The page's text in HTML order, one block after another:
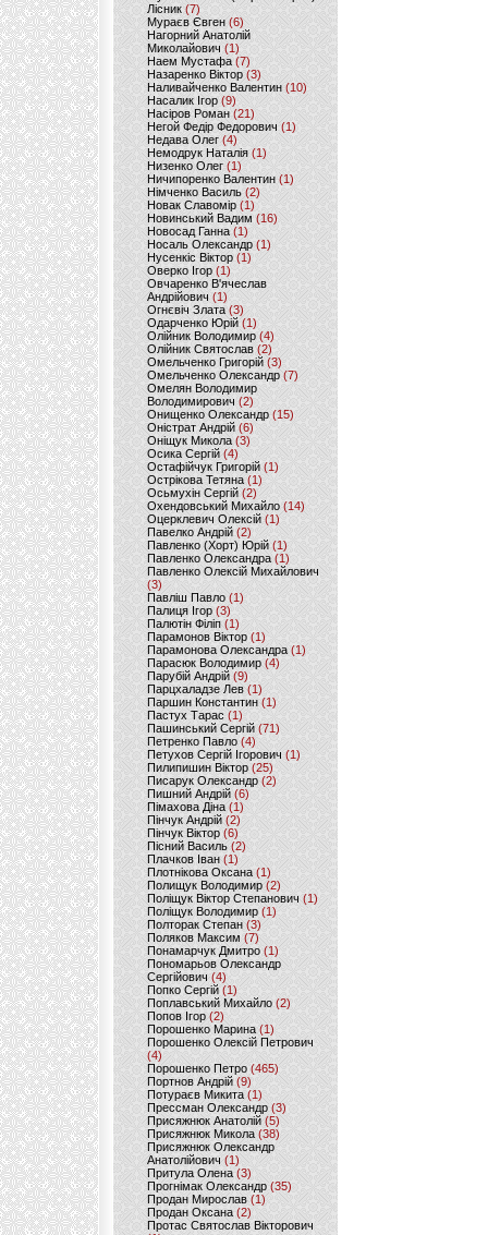
Лісник (7)
Мураєв Євген(6)
Нагорний Анатолій
Миколайович (1)
Наем Мустафа (7)
Назаренко Віктор (3)
Наливайченко Валентин (10)
Насалик Ігор(9)
Насіров Роман (21)
Негой Федір Федорович(1)
Недава Олег(4)
Немодрук Наталія(1)
Низенко Олег (1)
Ничипоренко Валентин (1)
Німченко Василь (2)
Новак Славомір (1)
Новинський Вадим (16)
Новосад Ганна (1)
Носаль Олександр (1)
Нусенкіс Віктор (1)
Оверко Ігор (1)
Овчаренко В'ячеслав
Андрійович(1)
Огнєвіч Злата (3)
Одарченко Юрій(1)
Олійник Володимир (4)
Олійник Святослав (2)
Омельченко Григорій (3)
Омельченко Олександр(7)
Омелян Володимир
Володимирович (2)
Онищенко Олександр (15)
Оністрат Андрій (6)
Оніщук Микола (3)
Осика Сергій(4)
Остафійчук Григорій(1)
Острікова Тетяна (1)
Осьмухін Сергій (2)
Охендовський Михайло (14)
Оцерклевич Олексій (1)
Павелко Андрій (2)
Павленко (Хорт) Юрій (1)
Павленко Олександра (1)
Павленко Олексій Михайлович
(3)
Павліш Павло(1)
Палиця Ігор (3)
Палютін Філіп(1)
Парамонов Віктор (1)
Парамонова Олександра(1)
Парасюк Володимир(4)
Парубій Андрій (9)
Парцхаладзе Лев (1)
Паршин Константин(1)
Пастух Тарас (1)
Пашинський Сергій (71)
Петренко Павло (4)
Петухов Сергій Ігорович (1)
Пилипишин Віктор(25)
Писарук Олександр(2)
Пишний Андрій (6)
Пімахова Діна(1)
Пінчук Андрій(2)
Пінчук Віктор (6)
Пісний Василь (2)
Плачков Іван(1)
Плотнікова Оксана (1)
Полищук Володимир(2)
Поліщук Віктор Степанович(1)
Поліщук Володимир (1)
Полторак Степан(3)
Поляков Максим (7)
Понамарчук Дмитро (1)
Пономарьов Олександр
Сергійович(4)
Попко Сергій (1)
Поплавський Михайло (2)
Попов Ігор(2)
Порошенко Марина (1)
Порошенко Олексій Петрович
(4)
Порошенко Петро (465)
Портнов Андрій (9)
Потураєв Микита(1)
Прессман Олександр(3)
Присяжнюк Анатолій (5)
Присяжнюк Микола (38)
Присяжнюк Олександр
Анатолійович (1)
Притула Олена (3)
Прогнімак Олександр(35)
Продан Мирослав(1)
Продан Оксана (2)
Протас Святослав Вікторович